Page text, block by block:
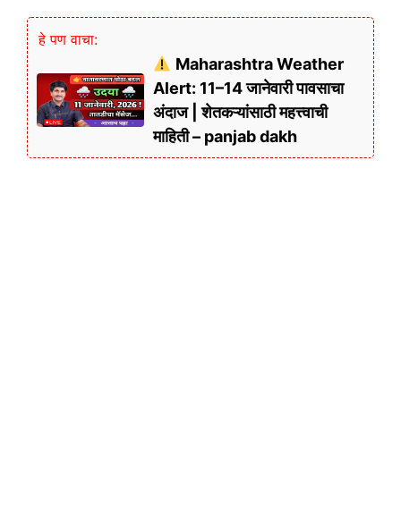
हे पण वाचा:
Maharashtra Weather
Alert: 11–14 जानेवारी पावसाचा
अंदाज | शेतकऱ्यांसाठी महत्त्वाची
माहिती – panjab dakh